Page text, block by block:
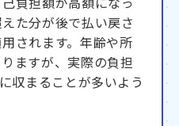
た分が後で払い戻さ
されます。年齢や所
ますが、実際の負担
収まることが多いよう